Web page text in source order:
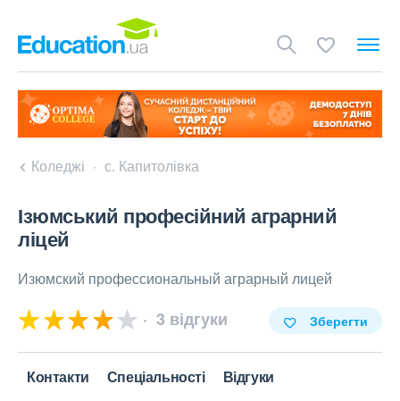
Коледжі с. Капитолівка
Ізюмський професійний аграрний
ліцей
Изюмский профессиональный аграрный лицей
3 відгуки Зберегти
Контакти Спеціальності Відгуки